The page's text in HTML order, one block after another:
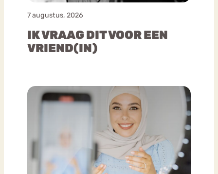
7 augustus, 2026
IK VRAAG DIT VOOR EEN
VRIEND(IN)